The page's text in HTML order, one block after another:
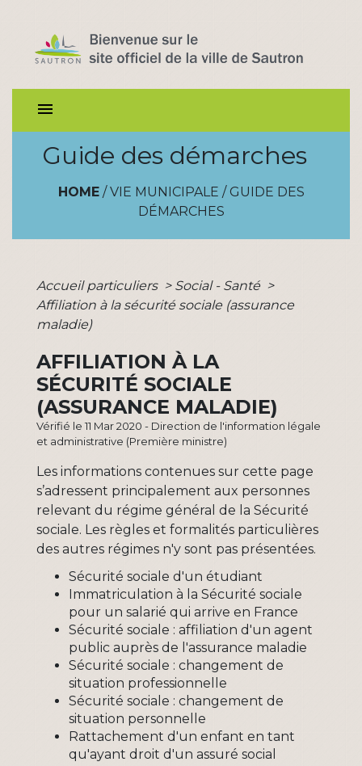
menu
Guide des démarches
HOME/ VIE MUNICIPALE / GUIDE DES
DÉMARCHES
Accueil particuliers > Social - Santé >
Affiliation à la sécurité sociale (assurance
maladie)
AFFILIATION À LA
SÉCURITÉ SOCIALE
(ASSURANCE MALADIE)
Vérifié le 11 Mar 2020 - Direction de l'information légale
et administrative (Première ministre)
Les informations contenues sur cette page
s’adressent principalement aux personnes
relevant du régime général de la Sécurité
sociale. Les règles et formalités particulières
des autres régimes n'y sont pas présentées.
Sécurité sociale d'un étudiant
Immatriculation à la Sécurité sociale
pour un salarié qui arrive en France
Sécurité sociale : affiliation d'un agent
public auprès de l'assurance maladie
Sécurité sociale : changement de
situation professionnelle
Sécurité sociale : changement de
situation personnelle
Rattachement d'un enfant en tant
qu'ayant droit d'un assuré social